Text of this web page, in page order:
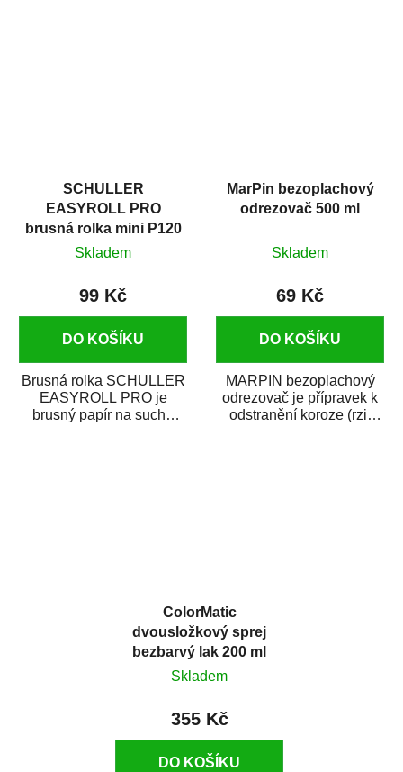
SCHULLER
EASYROLL PRO
brusná rolka mini P120
Skladem
99 Kč
DO KOŠÍKU
Brusná rolka SCHULLER
EASYROLL PRO je
brusný papír na suché
MarPin bezoplachový
odrezovač 500 ml
Skladem
69 Kč
DO KOŠÍKU
MARPIN bezoplachový
odrezovač je přípravek k
odstranění koroze (rzi)
ColorMatic
dvousložkový sprej
bezbarvý lak 200 ml
Skladem
355 Kč
DO KOŠÍKU